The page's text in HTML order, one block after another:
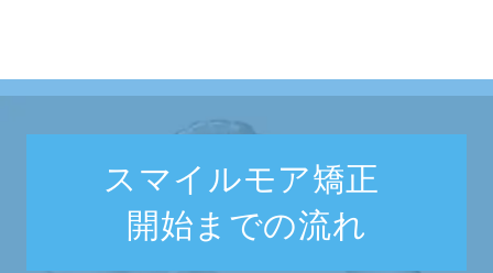
スマイルモア矯正
開始までの流れ